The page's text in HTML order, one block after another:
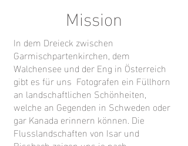
Mission
In dem Dreieck zwischen
Garmischpartenkirchen, dem
Walchensee und der Eng in Österreich
gibt es für uns Fotografen ein Füllhorn
an landschaftlichen Schönheiten,
welche an Gegenden in Schweden oder
gar Kanada erinnern können. Die
Flusslandschaften von Isar und